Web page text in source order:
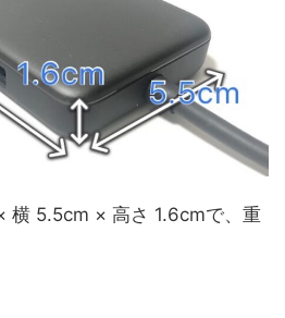
横 5.5cm × 高さ 1.6cmで、重